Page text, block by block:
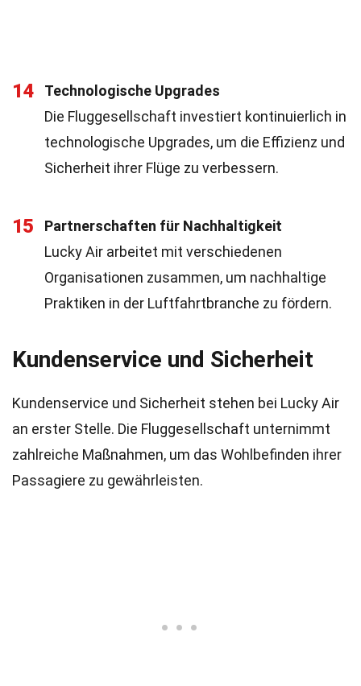
14
Technologische Upgrades
Die Fluggesellschaft investiert kontinuierlich in
technologische Upgrades, um die Effizienz und
Sicherheit ihrer Flüge zu verbessern.
15
Partnerschaften für Nachhaltigkeit
Lucky Air arbeitet mit verschiedenen
Organisationen zusammen, um nachhaltige
Praktiken in der Luftfahrtbranche zu fördern.
Kundenservice und Sicherheit
Kundenservice und Sicherheit stehen bei Lucky Air
an erster Stelle. Die Fluggesellschaft unternimmt
zahlreiche Maßnahmen, um das Wohlbefinden ihrer
Passagiere zu gewährleisten.